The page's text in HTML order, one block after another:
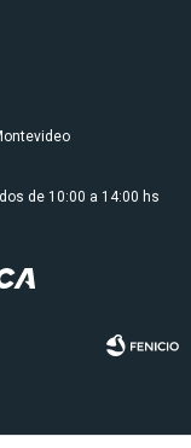
de 10:00 a 14:00 hs